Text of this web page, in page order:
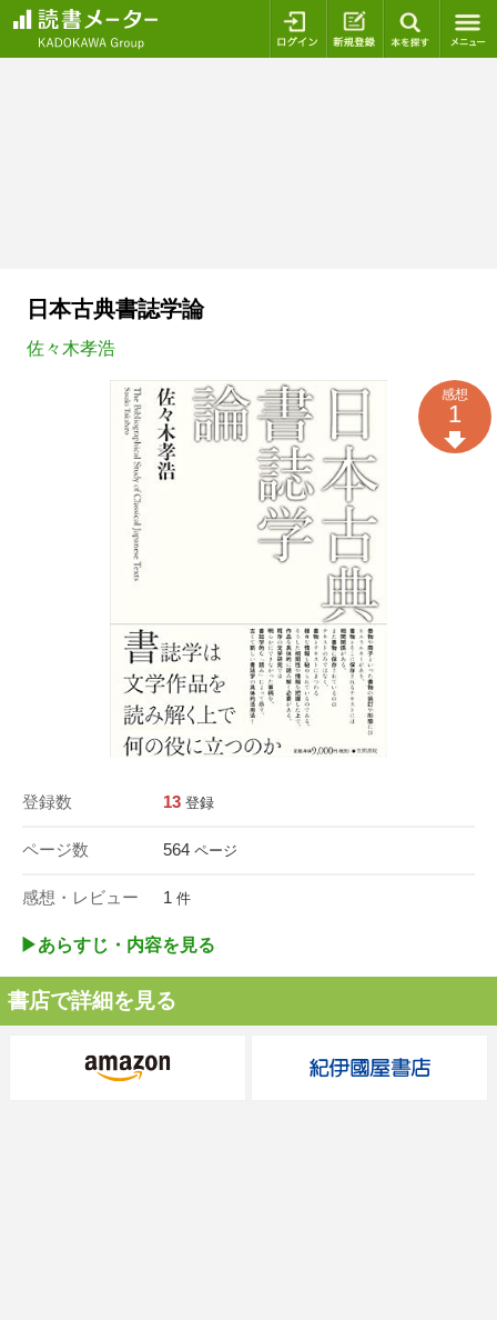
ログイン 新規登録
日本古典書誌学論
佐々木孝浩
登録数 13 登録
ページ数 564 ページ
感想・レビュー 1 件
感想
1
▶︎あらすじ・内容を見る
書店で詳細を見る